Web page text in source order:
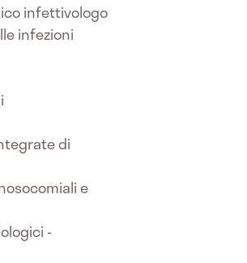
infettivologo
infezioni
di
e
-